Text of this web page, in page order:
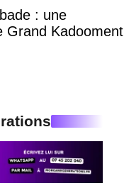
: une
Grand Kadooment